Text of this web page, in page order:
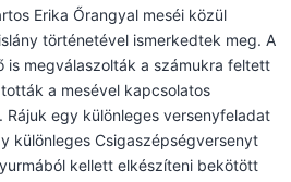
Erika Őrangyal meséi közül
történetével ismerkedtek meg. A
is megválaszolták a számukra feltett
a mesével kapcsolatos
egy különleges versenyfeladat
különleges Csigaszépségversenyt
kellett elkészíteni bekötött